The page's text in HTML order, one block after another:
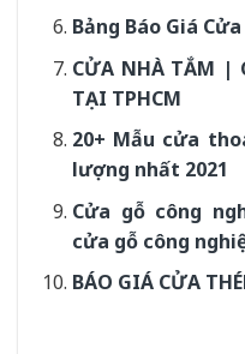
Bảng Báo Giá
CỬA NHÀ TẮM |
TẠI TPHCM
20+ Mẫu cửa
lượng nhất 2021
Cửa gỗ công
cửa gỗ công
BÁO GIÁ CỬA